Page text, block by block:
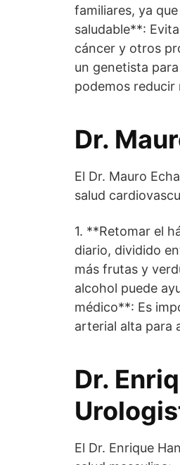
familiares, ya
saludable**:
cáncer y otros
un genetista
podemos
Dr.
El Dr. Mauro
salud
1. **Retomar el
diario, dividido
más frutas y
alcohol puede
médico**: Es
arterial alta para
Dr.
El Dr. Enrique